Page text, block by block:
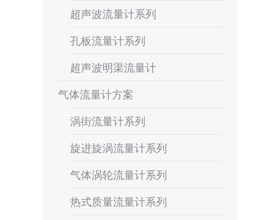
超声波流量计系列
孔板流量计系列
超声波明渠流量计
气体流量计方案
涡街流量计系列
旋进旋涡流量计系列
气体涡轮流量计系列
热式质量流量计系列